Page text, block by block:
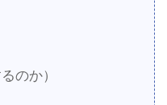
のか）